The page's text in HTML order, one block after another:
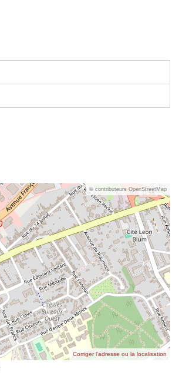
© contributeurs OpenStreetMap
Corriger l’adresse ou la localisation